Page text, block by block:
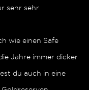
sehr sehr
wie einen Safe
Jahre immer dicker
du auch in eine